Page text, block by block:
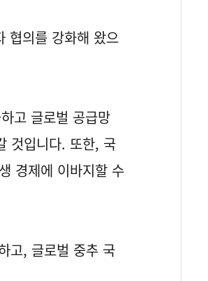
협의를 강화해 왔으
고 글로벌 공급망
것입니다. 또한, 국
경제에 이바지할 수
고, 글로벌 중추 국